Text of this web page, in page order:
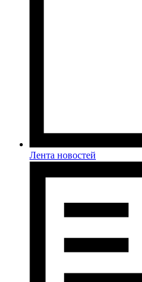
Лента новостей